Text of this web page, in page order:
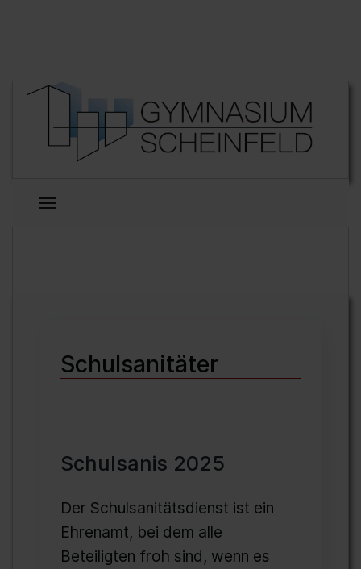
Schulsanitäter
Schulsanis 2025
Der Schulsanitätsdienst ist ein
Ehrenamt, bei dem alle
Beteiligten froh sind, wenn es